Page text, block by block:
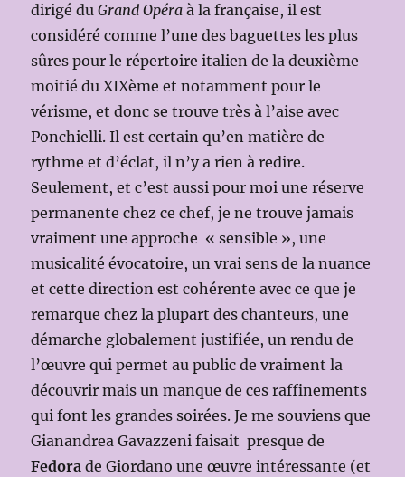
dirigé duGrand Opéra à la française, il est
considéré comme l’une des baguettes les plus
sûres pour le répertoire italien de la deuxième
moitié du XIXème et notamment pour le
vérisme, et donc se trouve très à l’aise avec
Ponchielli. Il est certain qu’en matière de
rythme et d’éclat, il n’y a rien à redire.
Seulement, et c’est aussi pour moi une réserve
permanente chez ce chef, je ne trouve jamais
vraiment une approche « sensible », une
musicalité évocatoire, un vrai sens de la nuance
et cette direction est cohérente avec ce que je
remarque chez la plupart des chanteurs, une
démarche globalement justifiée, un rendu de
l’œuvre qui permet au public de vraiment la
découvrir mais un manque de ces raffinements
qui font les grandes soirées. Je me souviens que
Gianandrea Gavazzeni faisait presque de
Fedora de Giordano une œuvre intéressante (et